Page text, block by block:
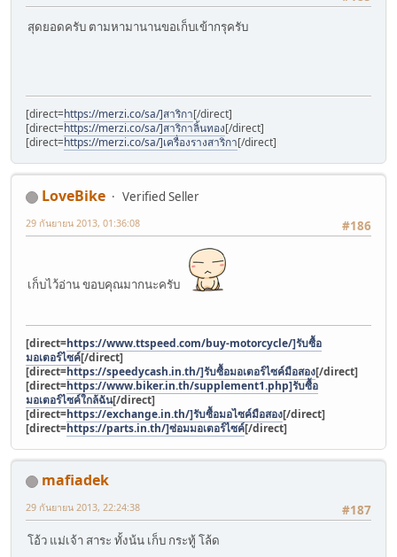
สุดยอดครับ ตามหามานานขอเก็บเข้ากรุครับ
[direct=https://merzi.co/sa/]สาริกา[/direct]
[direct=https://merzi.co/sa/]สาริกาลิ้นทอง[/direct]
[direct=https://merzi.co/sa/]เครื่องรางสาริกา[/direct]
LoveBike
Verified Seller
#186
29 กันยายน 2013, 01:36:08
เก็บไว้อ่าน ขอบคุณมากนะครับ
[direct=https://www.ttspeed.com/buy-motorcycle/]รับซื้อ
มอเตอร์ไซค์[/direct]
[direct=https://speedycash.in.th/]รับซื้อมอเตอร์ไซค์มือสอง[/direct]
[direct=https://www.biker.in.th/supplement1.php]รับซื้อ
มอเตอร์ไซค์ใกล้ฉัน[/direct]
[direct=https://exchange.in.th/]รับซื้อมอไซค์มือสอง[/direct]
[direct=https://parts.in.th/]ซ่อมมอเตอร์ไซค์[/direct]
mafiadek
#187
29 กันยายน 2013, 22:24:38
โอ้ว แม่เจ้า สาระ ทั้งน้น เก็บ กระทู้ โล้ด